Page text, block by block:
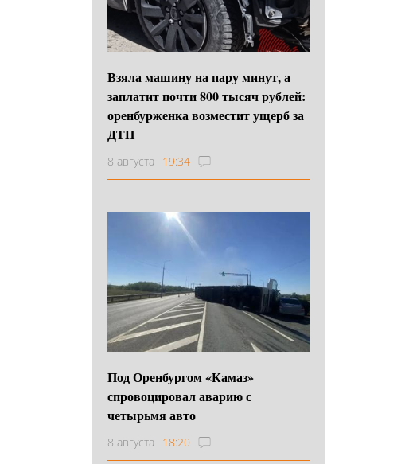
Взяла машину на пару минут, а
заплатит почти 800 тысяч рублей:
оренбурженка возместит ущерб за
ДТП
8 августа 19:34
Под Оренбургом «Камаз»
спровоцировал аварию с
четырьмя авто
8 августа 18:20